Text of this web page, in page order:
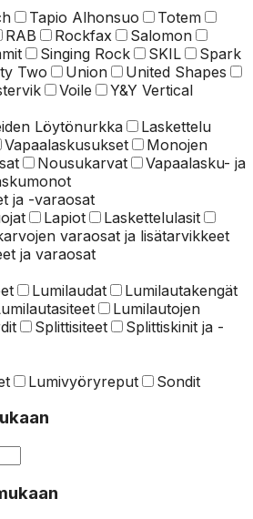
Tapio Alhonsuo
Totem
RAB Rockfax
Salomon
Singing Rock SKIL
Spark
Two Union
United Shapes
Voile
Y&Y Vertical
Löytönurkka
Laskettelu
Vapaalaskusukset
Monojen
Nousukarvat
Vapaalasku- ja
ja -varaosat
Lapiot
Laskettelulasit
varaosat ja lisätarvikkeet
ja varaosat
Lumilaudat
Lumilautakengät
Lumilautojen
Splittisiteet
Splittiskinit ja -
Lumivyöryreput Sondit